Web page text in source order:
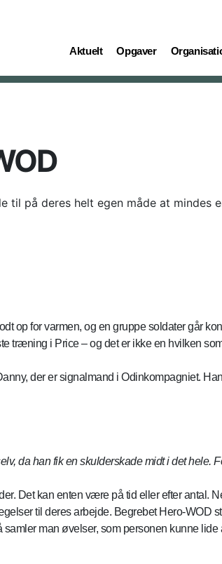
Aktuelt
(current) Opgaver
(current) (current)
på deres helt egen måde at mindes
op for varmen, og en gruppe soldater går
træning i Price – og det er ikke en hvilken
der er signalmand i Odinkompagniet.
da han fik en skulderskade midt i det hele.
Det kan enten være på tid eller efter antal.
til deres arbejde. Begrebet Hero-WOD
man øvelser, som personen kunne